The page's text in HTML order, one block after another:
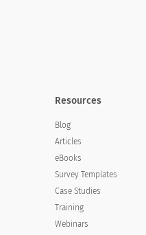
Resources
Blog
Articles
eBooks
Survey Templates
Case Studies
Training
Webinars